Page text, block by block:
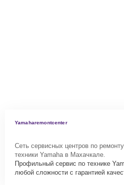
Yamaharemontcenter
Сеть сервисных центров по ремонту
техники Yamaha в Махачкале.
Профильный сервис по технике
любой сложности с гарантией